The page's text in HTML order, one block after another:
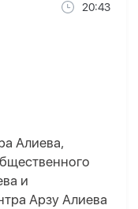
20:43
Алиева,
и
Арзу Алиева